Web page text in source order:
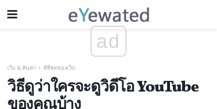
ad
เว็บ & ค้นหา ดีที่สุดของเว็บ
วิธีดูว่าใครจะดูวิดีโอ YouTube